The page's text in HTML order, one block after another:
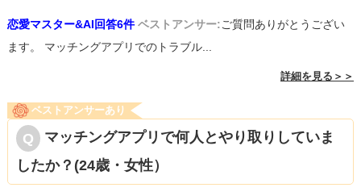
恋愛マスター&AI回答6件 ベストアンサー:ご質問ありがとうござい
ます。 マッチングアプリでのトラブル...
詳細を見る＞＞
ベストアンサーあり
マッチングアプリで何人とやり取りしていま
したか？(24歳・女性）